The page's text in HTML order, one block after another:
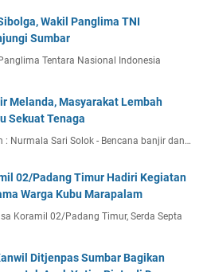
Wakil Panglima TNI
Sumbar
Tentara Nasional Indonesia
Melanda, Masyarakat Lembah
Sekuat Tenaga
: Nurmala Sari Solok - Bencana banjir dan…
02/Padang Timur Hadiri Kegiatan
Warga Kubu Marapalam
Koramil 02/Padang Timur, Serda Septa
Ditjenpas Sumbar Bagikan